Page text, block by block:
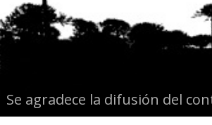
Se agradece la difusión del